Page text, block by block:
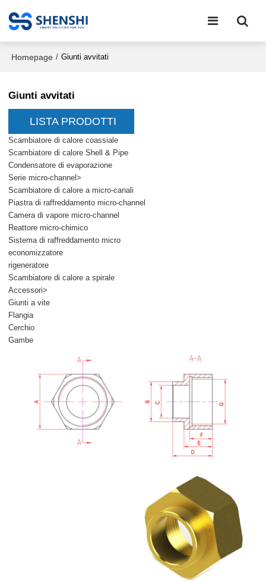
Homepage / Giunti avvitati
Giunti avvitati
LISTA PRODOTTI
Scambiatore di calore coassiale
Scambiatore di calore Shell & Pipe
Condensatore di evaporazione
Serie micro-channel>
Scambiatore di calore a micro-canali
Piastra di raffreddamento micro-channel
Camera di vapore micro-channel
Reattore micro-chimico
Sistema di raffreddamento micro
economizzatore
rigeneratore
Scambiatore di calore a spirale
Accessori>
Giunti a vite
Flangia
Cerchio
Gambe